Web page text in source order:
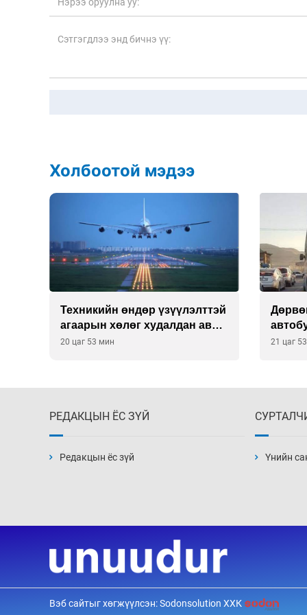
Холбоотой мэдээ
Техникийн өндөр үзүүлэлттэй
агаарын хөлөг худалдан авах
хүсэлтээ уламжлав
20 цаг 53 мин
гэв
21 цаг
РЕДАКЦЫН ЁС ЗҮЙ
Редакцын ёс зүй Үнийн
Вэб сайтыг хөгжүүлсэн: Sodonsolution ХХК